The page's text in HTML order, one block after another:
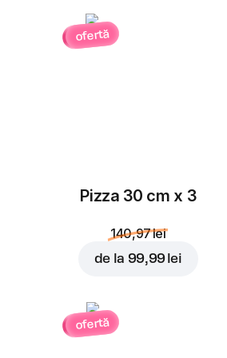
ofertă
Pizza 30 cm x 3
140,97 lei
de la 99,99 lei
ofertă